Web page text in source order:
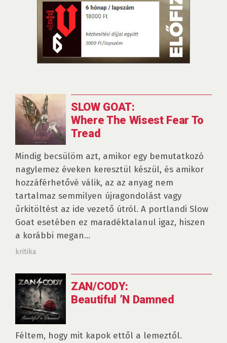
SLOW GOAT:
Where The Wisest Fear To
Tread
Mindig becsülöm azt, amikor egy bemutatkozó
nagylemez éveken keresztül készül, és amikor
hozzáférhetővé válik, az az anyag nem
tartalmaz semmilyen újragondolást vagy
űrkitöltést az ide vezető útról. A portlandi Slow
Goat esetében ez maradéktalanul igaz, hiszen
a korábbi megan...
kritika
ZAN/CODY:
Beautiful ’N Damned
Féltem, hogy mit kapok ettől a lemeztől.